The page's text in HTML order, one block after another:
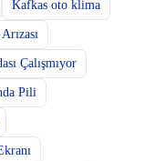
Kafkas oto klima
Çalışmıyor
Pili